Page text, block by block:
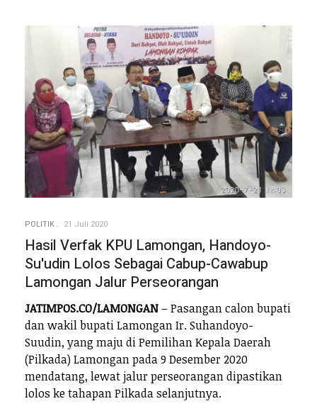
POLITIK 21 Juli 2020
Hasil Verfak KPU Lamongan, Handoyo-
Su'udin Lolos Sebagai Cabup-Cawabup
Lamongan Jalur Perseorangan
JATIMPOS.CO/LAMONGAN– Pasangan calon bupati
dan wakil bupati Lamongan Ir. Suhandoyo-
Suudin, yang maju di Pemilihan Kepala Daerah
(Pilkada) Lamongan pada 9 Desember 2020
mendatang, lewat jalur perseorangan dipastikan
lolos ke tahapan Pilkada selanjutnya.